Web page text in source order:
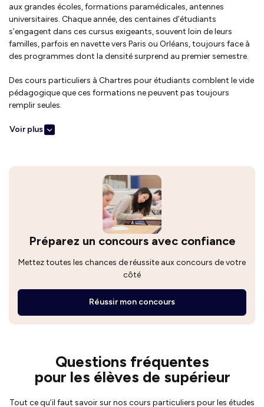
aux grandes écoles, formations paramédicales, antennes
universitaires. Chaque année, des centaines d’étudiants
s’engagent dans ces cursus exigeants, souvent loin de leurs
familles, parfois en navette vers Paris ou Orléans, toujours face à
des programmes dont la densité surprend au premier semestre.
Des cours particuliers à Chartres pour étudiants comblent le vide
pédagogique que ces formations ne peuvent pas toujours
remplir seules.
Voir plus
Préparez un concours avec confiance
Mettez toutes les chances de réussite aux concours de votre
côté
Réussir mon concours
Questions fréquentes
pour les élèves de supérieur
Tout ce qu’il faut savoir sur nos cours particuliers pour les études